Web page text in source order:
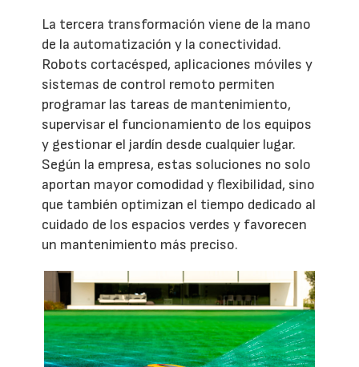
La tercera transformación viene de la mano
de la automatización y la conectividad.
Robots cortacésped, aplicaciones móviles y
sistemas de control remoto permiten
programar las tareas de mantenimiento,
supervisar el funcionamiento de los equipos
y gestionar el jardín desde cualquier lugar.
Según la empresa, estas soluciones no solo
aportan mayor comodidad y flexibilidad, sino
que también optimizan el tiempo dedicado al
cuidado de los espacios verdes y favorecen
un mantenimiento más preciso.